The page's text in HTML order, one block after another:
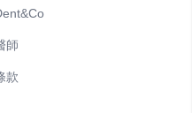
師
款